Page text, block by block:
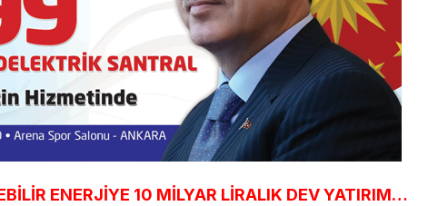
ENERJİYE 10 MİLYAR LİRALIK DEV YATIRIM…